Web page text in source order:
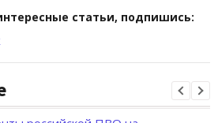
статьи, подпишись: